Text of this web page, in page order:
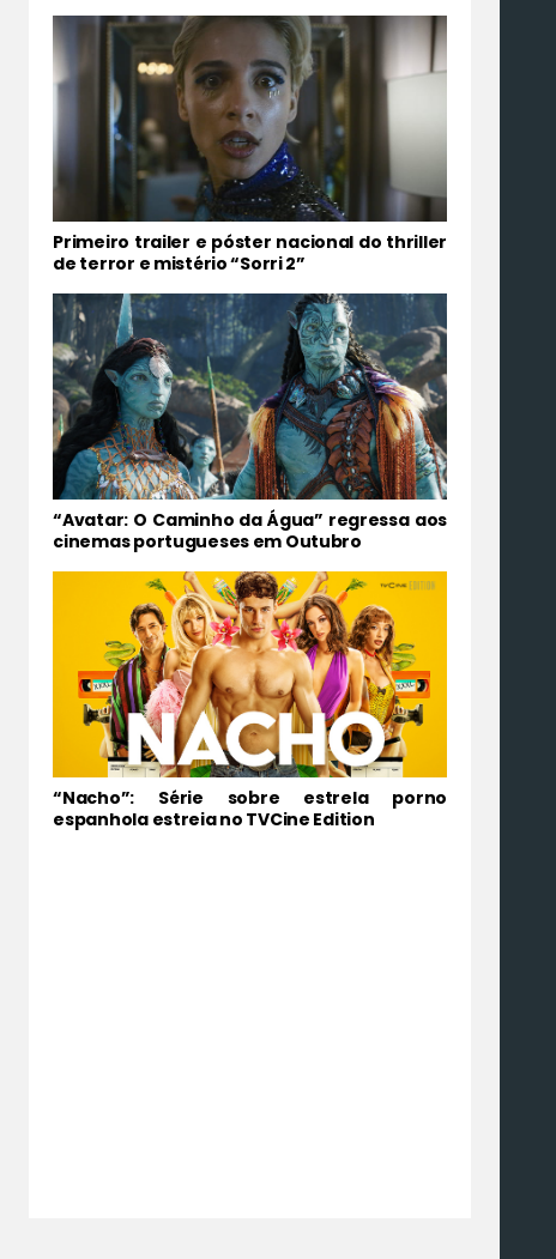
Primeiro trailer e póster nacional do thriller
de terror e mistério “Sorri 2”
“Avatar: O Caminho da Água” regressa aos
cinemas portugueses em Outubro
“Nacho”: Série sobre estrela porno
espanhola estreia no TVCine Edition